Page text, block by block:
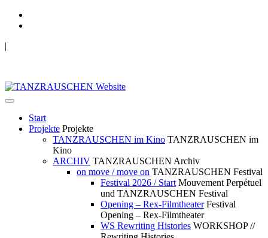
|
Start
Projekte Projekte
TANZRAUSCHEN im Kino TANZRAUSCHEN im
Kino
ARCHIV TANZRAUSCHEN Archiv
on move / move on TANZRAUSCHEN Festival
Festival 2026 / Start Mouvement Perpétuel
und TANZRAUSCHEN Festival
Opening – Rex-Filmtheater Festival
Opening – Rex-Filmtheater
WS Rewriting Histories WORKSHOP //